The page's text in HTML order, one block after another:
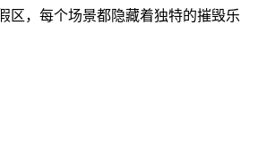
区，每个场景都隐藏着独特的摧毁乐